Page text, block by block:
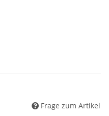
Frage zum Artikel